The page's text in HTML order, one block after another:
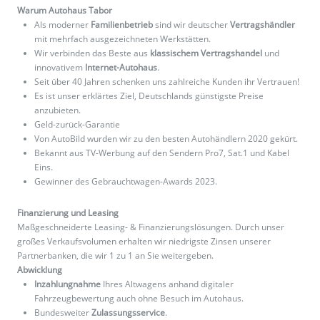
Warum Autohaus Tabor
Als moderner Familienbetriebsind wir deutscherVertragshändler
mit mehrfach ausgezeichneten Werkstätten.
Wir verbinden das Beste aus klassischem Vertragshandel und
innovativem Internet-Autohaus.
Seit über 40 Jahren schenken uns zahlreiche Kunden ihr Vertrauen!
Es ist unser erklärtes Ziel, Deutschlands günstigste Preise
anzubieten.
Geld-zurück-Garantie
Von AutoBild wurden wir zu den besten Autohändlern 2020 gekürt.
Bekannt aus TV-Werbung auf den Sendern Pro7, Sat.1 und Kabel
Eins.
Gewinner des Gebrauchtwagen-Awards 2023.
Finanzierung und Leasing
Maßgeschneiderte Leasing- & Finanzierungslösungen. Durch unser
großes Verkaufsvolumen erhalten wir niedrigste Zinsen unserer
Partnerbanken, die wir 1 zu 1 an Sie weitergeben.
Abwicklung
Inzahlungnahme Ihres Altwagens anhand digitaler
Fahrzeugbewertung auch ohne Besuch im Autohaus.
BundesweiterZulassungsservice.